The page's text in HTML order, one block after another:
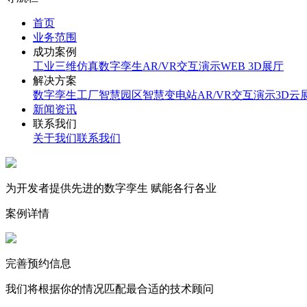
首页
业务范围
成功案例
工业三维仿真数字孪生AR/VR交互演示WEB 3D展厅
解决方案
数字孪生工厂智慧园区智慧变电站AR/VR交互演示3D云
新闻资讯
联系我们
关于我们联系我们
为开发者提供先进的数字孪生 赋能各行各业
案例详情
完善预约信息
我们将根据你的情况匹配最合适的技术顾问